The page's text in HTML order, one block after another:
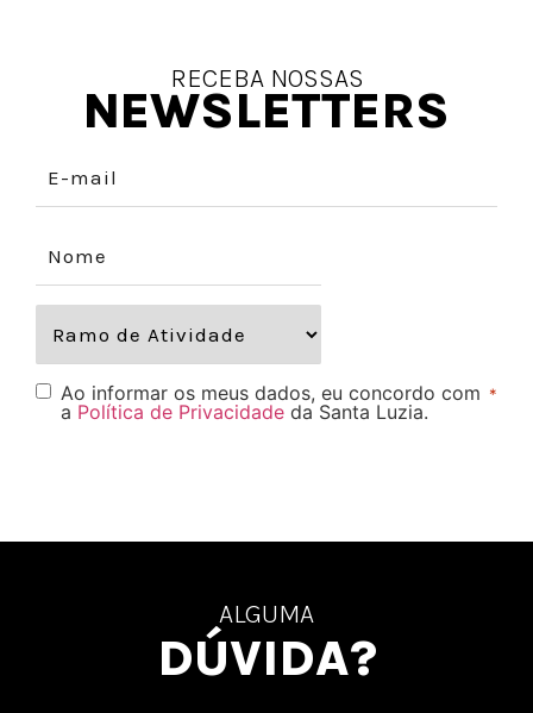
RECEBA NOSSAS
NEWSLETTERS
Ao informar os meus dados, eu concordo com
a Política de Privacidade da Santa Luzia.
*
ALGUMA
DÚVIDA?